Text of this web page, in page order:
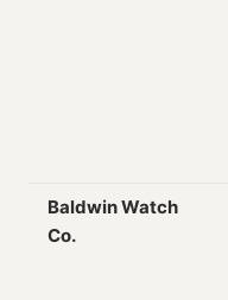
Baldwin Watch
Co.